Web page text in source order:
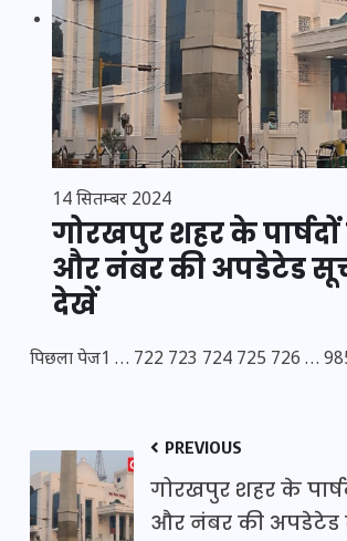
14 सितम्बर 2024
गोरखपुर शहर के
और नंबर की अपडेटेड
देखें
पिछला पेज1 … 722 723 724 725 726 …
PREVIOUS
गोरखपुर शहर के
और नंबर की अपडेटेड